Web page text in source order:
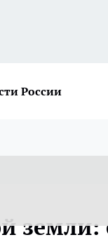
России